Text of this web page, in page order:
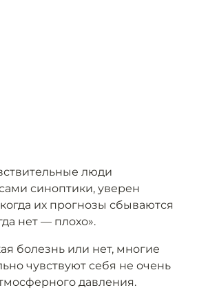
люди
синоптики, уверен
их прогнозы сбываются
нет — плохо».
болезнь или нет, многие
чувствуют себя не очень
давления.